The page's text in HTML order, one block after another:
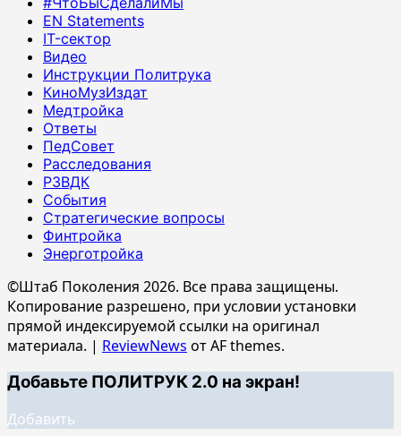
EN Statements
IT-сектор
Видео
Инструкции Политрука
КиноМузИздат
Медтройка
Ответы
ПедСовет
Расследования
РЗВДК
События
Стратегические вопросы
Финтройка
Энерготройка
©Штаб Поколения 2026. Все права защищены.
Копирование разрешено, при условии установки
прямой индексируемой ссылки на оригинал
материала. | ReviewNews от AF themes.
Добавьте ПОЛИТРУК 2.0 на экран!
Добавить